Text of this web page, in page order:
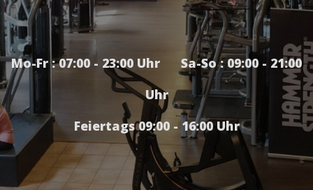
Mo-Fr : 07:00 - 23:00 Uhr Sa-So : 09:00 - 21:00
Uhr
Feiertags 09:00 - 16:00 Uhr